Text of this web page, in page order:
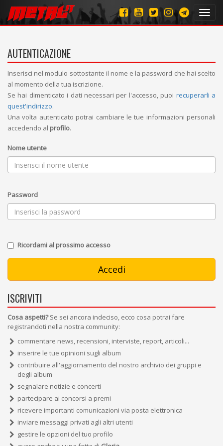
AUTENTICAZIONE
Inserisci nel modulo sottostante il nome e la password che hai scelto
al momento della tua iscrizione.
Se hai dimenticato i dati necessari per l'accesso, puoi recuperarli a
quest'indirizzo.
Una volta autenticato potrai cambiare le tue informazioni personali
accedendo al profilo.
Nome utente
Password
Ricordami al prossimo accesso
ISCRIVITI
Cosa aspetti?Se sei ancora indeciso, ecco cosa potrai fare
registrandoti nella nostra community:
commentare news, recensioni, interviste, report, articoli...
inserire le tue opinioni sugli album
contribuire all'aggiornamento del nostro archivio dei gruppi e
degli album
segnalare notizie e concerti
partecipare ai concorsi a premi
ricevere importanti comunicazioni via posta elettronica
inviare messaggi privati agli altri utenti
gestire le opzioni del tuo profilo